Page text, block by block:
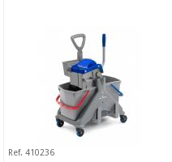
Ref. 410236